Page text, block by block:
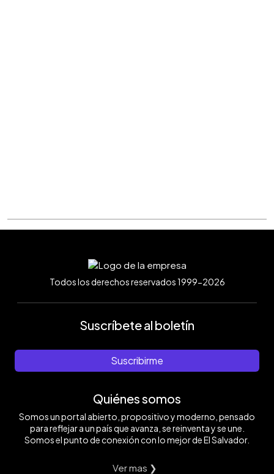
Todos los derechos reservados 1999-2026
Suscríbete al boletín
Suscribirme
Quiénes somos
Somos un portal abierto, propositivo y moderno, pensado
para reflejar a un país que avanza, se reinventa y se une.
Somos el punto de conexión con lo mejor de El Salvador.
Ver mas ❯